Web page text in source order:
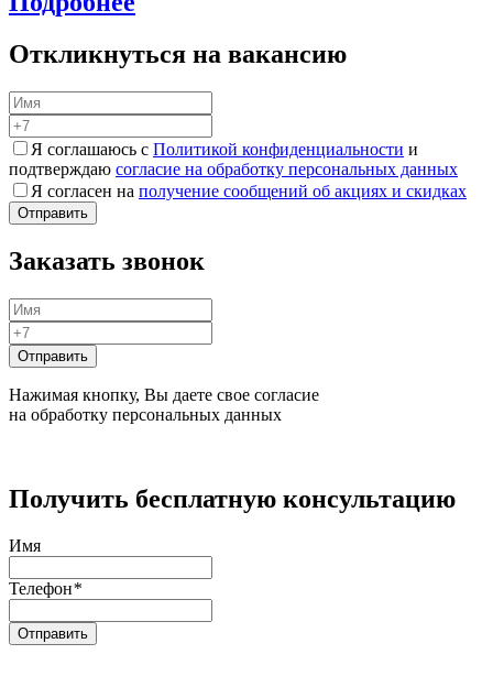
Откликнуться на вакансию
Я соглашаюсь с Политикой конфиденциальности и
подтверждаю согласие на обработку персональных данных
Я согласен на получение сообщений об акциях и скидках
Заказать звонок
Нажимая кнопку, Вы даете свое согласие
на обработку персональных данных
Получить бесплатную консультацию
Имя
Телефон*